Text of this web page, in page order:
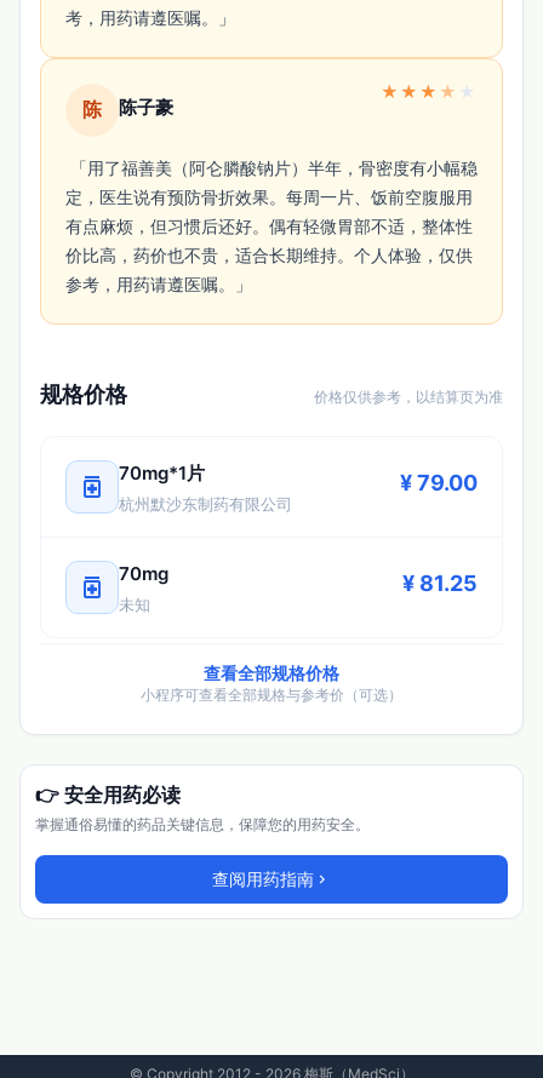
考，用药请遵医嘱。」
陈 陈子豪
★ ★ ★ ★ ★
定，医生说有预防骨折效果。每周一片、饭前空腹服用
有点麻烦，但习惯后还好。偶有轻微胃部不适，整体性
价比高，药价也不贵，适合长期维持。个人体验，仅供
参考，用药请遵医嘱。」
规格价格 价格仅供参考，以结算页为准
medication 70mg*1片
杭州默沙东制药有限公司
¥ 79.00
medication 70mg
未知
¥ 81.25
查看全部规格价格
小程序可查看全部规格与参考价（可选）
👉 安全用药必读
掌握通俗易懂的药品关键信息，保障您的用药安全。
查阅用药指南 chevron_right
© Copyright 2012 - 2026 梅斯（MedSci）